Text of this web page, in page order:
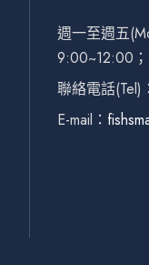
週一至週五
9:00~12:00
聯絡電話(Tel)
E-mail：